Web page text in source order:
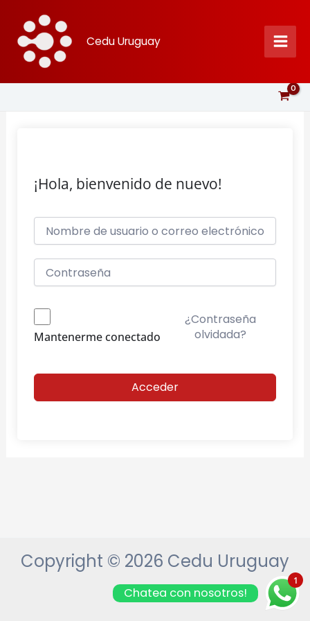
contenido
Cedu Uruguay
¡Hola, bienvenido de nuevo!
Mantenerme conectado
¿Contraseña
olvidada?
Acceder
Copyright © 2026 Cedu Uruguay
1
Chatea con nosotros!